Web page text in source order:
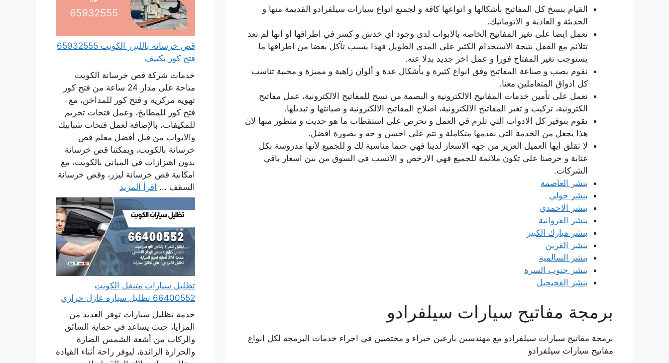
القيام بنسخ كل المفاتيح بأشكالها و انواعها كافة و لجميع انواع سيارات سيلفرادو القديمة منها و
الحديثة و العادية و الاتوماتيك.
نعمل ايضا على تغير المفاتيح الخاصة بالابواب لدى وجود اي خدش و كسر في اطرافها او انها لم تعد
تتلائم مع القفل نتيجة الاستخدام الكثير على المدى الطويل فهذا يسبب تآكل بعضا من اطرافها ما
يستوجب تغير المفتاح فورا و عمل اخر جديد بدلا عنه.
نقوم بصب و صناعة المفاتيح وفق انواع كثيرة و بأشكال عدة و ألوان زاهية و مميزة و محببة تناسب
كل اذواق المتعاملين معنا.
نعمل على تأمين خدمات المفاتيح الالكترونية و البصمة من نسخ للمفاتيح الالكترونية، عمل مفاتيح
الكترونية، تركيب و تغير المفاتيح الالكترونية، اصلاح المفاتيح الالكترونية و صيانتها و تبديلها.
نقوم بتوفير كل الادوات التي تلزم في العمل و نحرص على استقطاب ما هو حديث و متطور منها لان
هذا يجعل من الخدمة التي نقدمها متكاملة و تتم على احسن و جه و بصورة افضل.
لا تقلق ايها العميل العزيز من جهة الاسعار لدينا فهي حتما مناسبة لك و للجميع لأنها مدروسة بكل
عناية و حرصنا على تكون ملائمة للجميع فهي الارخص و الانسب في السوق من بين اسعار باقي
الشركات.
بنشر العاصمة
بنشر حولي
بنشر الاحمدي
بنشر الفروانية
بنشر مبارك الكبير
بنشر القرين
بنشر السالمية
بنشر جنوب السرة
بنشر الفحيحيل
برمجة مفاتيح سيارات سيلفرادو
برمجة مفاتيح سيارات سيلفرادو مع مهندسين بارعين خبراء و مختصين في اجراء خدمات البرمجة لكل انواع
مفاتيح سيارات سيلفرادو
قص خرسانه بالليزر الكويت 65932555
فتح كور تكييف
خدمات شركة قص خرسانة الكويت
متاحة على مدار 24 ساعة من فتح كور
تهوية مركزية و فتح كور للمداخن، مع
فتح كور للمطابخ، وعمل فتحات تخريم
للمكيفات، بالإضافة لعمل فتحات شبابيك
والابواب من قبل أفضل معلم قص
خرسانة بالكويت، ويمكننا قص خرسانة
بدون اهتزازات في المباني بالكويت، مع
امكانية قص خرسانة ليزر، وقص خرسانة
السقف ... اقرأ المزيد
تظليل سيارات متنقل الكويت
66400552 تظليل سيارة عازل حراري
خدمة تظليل سيارات توفر العديد من
المزايا، حيث يساعد في حماية السائق
والركاب من أشعة الشمس الضارة
والحرارة الزائدة، ليوفر راحة أثناء القيادة